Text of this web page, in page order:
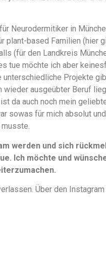
Neurodermitiker in
based Familien (hier
(für den Landkreis
tue möchte ich aber
Projekte
ausgeübter Beruf
da auch noch mein
für mich absolut
werden und sich
Ich möchte und
Über den